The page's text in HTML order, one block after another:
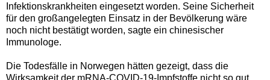
Infektionskrankheiten eingesetzt worden. Seine Sicherheit
für den großangelegten Einsatz in der Bevölkerung wäre
noch nicht bestätigt worden, sagte ein chinesischer
Immunologe.
Die Todesfälle in Norwegen hätten gezeigt, dass die
Wirksamkeit der mRNA-COVID-19-Impfstoffe nicht so gut